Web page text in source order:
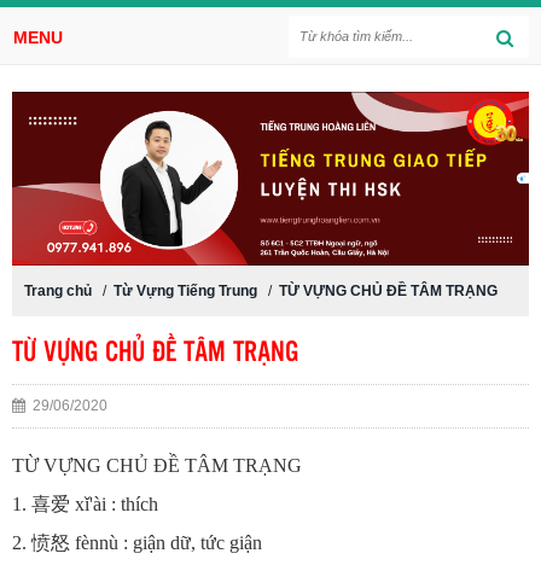
Trang chủ / Từ Vựng Tiếng Trung / TỪ VỰNG CHỦ ĐỀ TÂM TRẠNG
TỪ VỰNG CHỦ ĐỀ TÂM TRẠNG
29/06/2020
TỪ VỰNG CHỦ ĐỀ TÂM TRẠNG
1. 喜爱 xǐ'ài : thích
2. 愤怒 fènnù : giận dữ, tức giận